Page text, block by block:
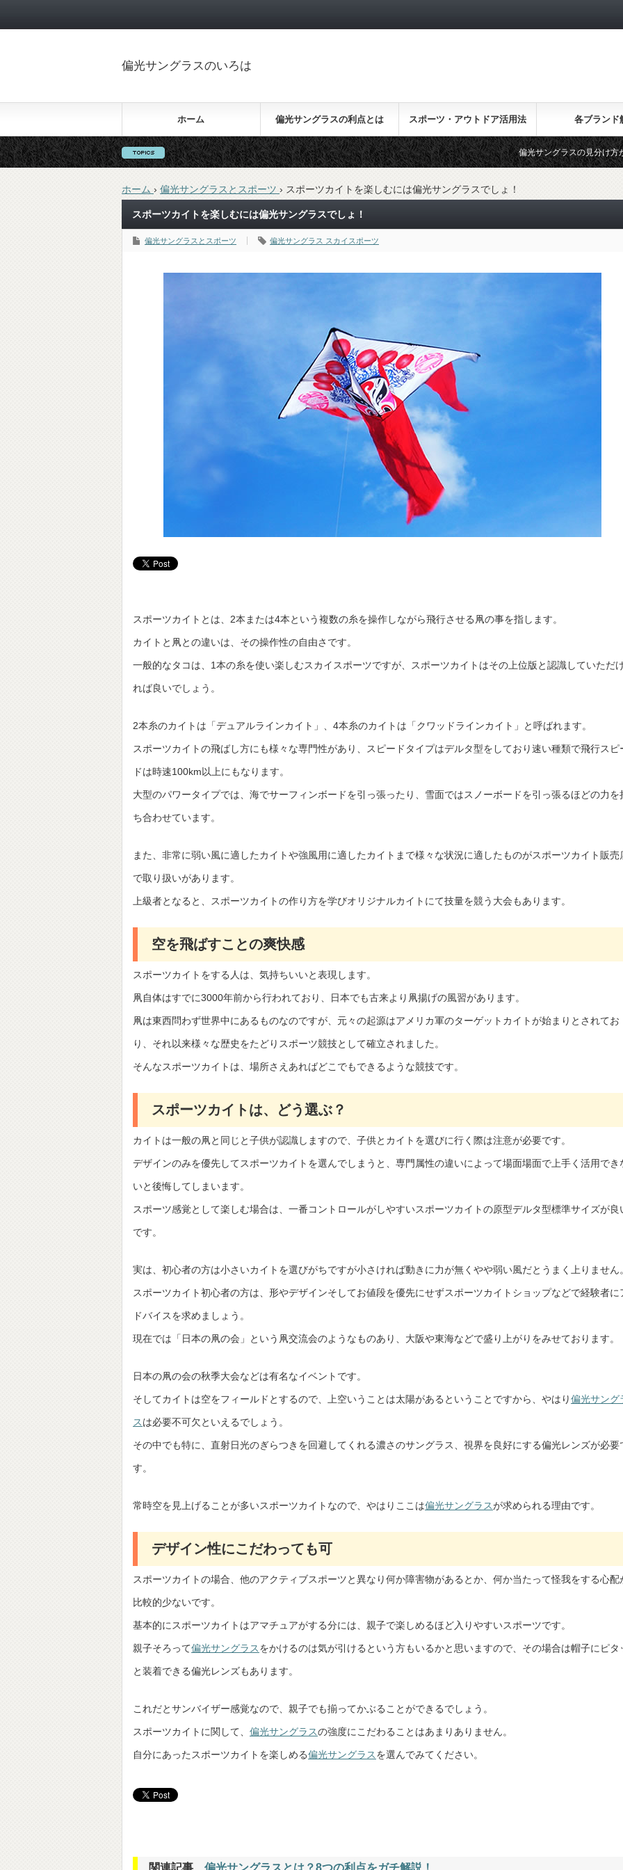
偏光サングラスのいろは
ホーム 偏光サングラスの利点とは スポーツ・アウトドア活用法 各ブランド
偏光サングラスの見分け方が一瞬でわかる
ホーム › 偏光サングラスとスポーツ › スポーツカイトを楽しむには偏光サングラスでしょ！
スポーツカイトを楽しむには偏光サングラスでしょ！
偏光サングラスとスポーツ 偏光サングラス スカイスポーツ
スポーツカイトとは、2本または4本という複数の糸を操作しながら飛行させる凧の事を指します。
カイトと凧との違いは、その操作性の自由さです。
一般的なタコは、1本の糸を使い楽しむスカイスポーツですが、スポーツカイトはその上位版と認識していただ
れば良いでしょう。
2本糸のカイトは「デュアルラインカイト」、4本糸のカイトは「クワッドラインカイト」と呼ばれます。
スポーツカイトの飛ばし方にも様々な専門性があり、スピードタイプはデルタ型をしており速い種類で飛行スピ
ドは時速100km以上にもなります。
大型のパワータイプでは、海でサーフィンボードを引っ張ったり、雪面ではスノーボードを引っ張るほどの力を
ち合わせています。
また、非常に弱い風に適したカイトや強風用に適したカイトまで様々な状況に適したものがスポーツカイト販売
で取り扱いがあります。
上級者となると、スポーツカイトの作り方を学びオリジナルカイトにて技量を競う大会もあります。
空を飛ばすことの爽快感
スポーツカイトをする人は、気持ちいいと表現します。
凧自体はすでに3000年前から行われており、日本でも古来より凧揚げの風習があります。
凧は東西問わず世界中にあるものなのですが、元々の起源はアメリカ軍のターゲットカイトが始まりとされてお
り、それ以来様々な歴史をたどりスポーツ競技として確立されました。
そんなスポーツカイトは、場所さえあればどこでもできるような競技です。
スポーツカイトは、どう選ぶ？
カイトは一般の凧と同じと子供が認識しますので、子供とカイトを選びに行く際は注意が必要です。
デザインのみを優先してスポーツカイトを選んでしまうと、専門属性の違いによって場面場面で上手く活用でき
いと後悔してしまいます。
スポーツ感覚として楽しむ場合は、一番コントロールがしやすいスポーツカイトの原型デルタ型標準サイズが良
です。
実は、初心者の方は小さいカイトを選びがちですが小さければ動きに力が無くやや弱い風だとうまく上りません
スポーツカイト初心者の方は、形やデザインそしてお値段を優先にせずスポーツカイトショップなどで経験者に
ドバイスを求めましょう。
現在では「日本の凧の会」という凧交流会のようなものあり、大阪や東海などで盛り上がりをみせております。
日本の凧の会の秋季大会などは有名なイベントです。
そしてカイトは空をフィールドとするので、上空いうことは太陽があるということですから、やはり偏光サング
スは必要不可欠といえるでしょう。
その中でも特に、直射日光のぎらつきを回避してくれる濃さのサングラス、視界を良好にする偏光レンズが必要
す。
常時空を見上げることが多いスポーツカイトなので、やはりここは偏光サングラスが求められる理由です。
デザイン性にこだわっても可
スポーツカイトの場合、他のアクティブスポーツと異なり何か障害物があるとか、何か当たって怪我をする心配
比較的少ないです。
基本的にスポーツカイトはアマチュアがする分には、親子で楽しめるほど入りやすいスポーツです。
親子そろって偏光サングラスをかけるのは気が引けるという方もいるかと思いますので、その場合は帽子にピタ
と装着できる偏光レンズもあります。
これだとサンバイザー感覚なので、親子でも揃ってかぶることができるでしょう。
スポーツカイトに関して、 偏光サングラスの強度にこだわることはあまりありません。
自分にあったスポーツカイトを楽しめる偏光サングラスを選んでみてください。